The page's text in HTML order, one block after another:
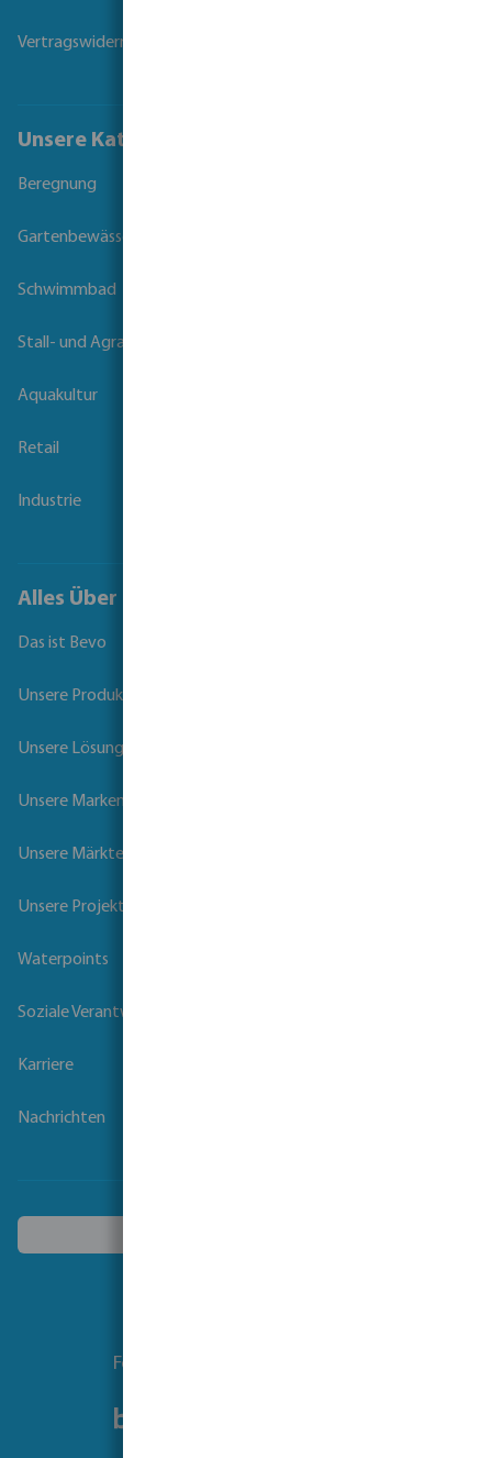
Vertragswiderruf
Unsere Kataloge
Beregnung
Gartenbewässerung
Schwimmbad
Stall- und Agrartechnik
Aquakultur
Retail
Industrie
Alles Über Bevo
Das ist Bevo
Unsere Produkte
Unsere Lösungen
Unsere Marken
Unsere Märkte
Unsere Projekte
Waterpoints
Soziale Verantwortung der Unternehmen
Karriere
Nachrichten
Folgen Sie uns